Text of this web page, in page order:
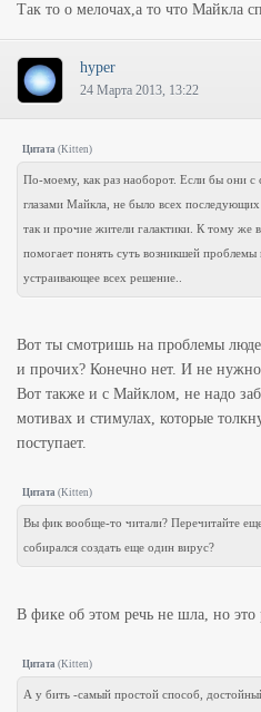
Так то о мелочах,а то что Майкла
hyper
24 Марта 2013, 13:22
Цитата (Kitten)
По-моему, как раз наоборот. Если бы они с
глазами Майкла, не было всех
так и прочие жители галактики. К тому же
помогает понять суть возникшей проблемы
устраивающее всех решение..
Вот ты смотришь на проблемы
и прочих? Конечно нет. И не
Вот также и с Майклом, не надо
мотивах и стимулах, которые
поступает.
Цитата (Kitten)
Вы фик вообще-то читали? Перечитайте
собирался создать еще один вирус?
В фике об этом речь не шла, но это
Цитата (Kitten)
А у бить -самый простой способ,